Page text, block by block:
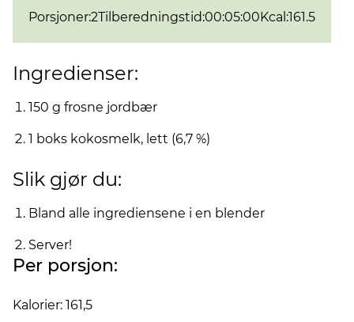
Porsjoner:2Tilberedningstid:00:05:00Kcal :161.5
Ingredienser:
150 g frosne jordbær
1 boks kokosmelk, lett (6,7 %)
Slik gjør du:
Bland alle ingrediensene i en blender
Server!
Per porsjon:
Kalorier: 161,5